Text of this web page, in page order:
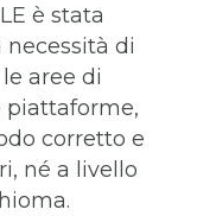
è stata
di
aree di
piattaforme,
corretto e
né a livello